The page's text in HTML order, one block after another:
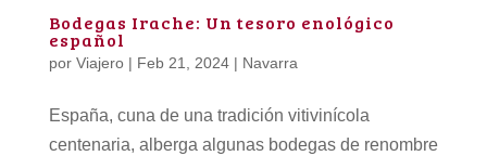
Bodegas Irache: Un tesoro enológico
español
por Viajero| Feb 21, 2024| Navarra
España, cuna de una tradición vitivinícola
centenaria, alberga algunas bodegas de renombre